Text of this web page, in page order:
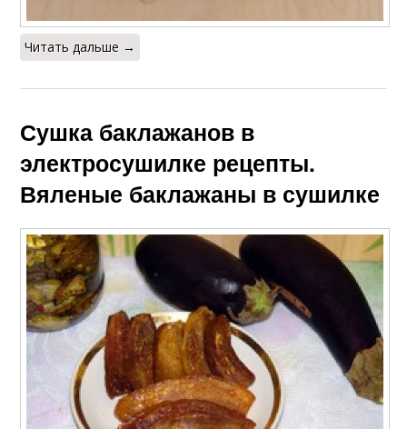
Читать дальше →
Сушка баклажанов в
электросушилке рецепты.
Вяленые баклажаны в сушилке